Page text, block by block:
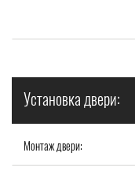
Установка двери:
Монтаж двери: